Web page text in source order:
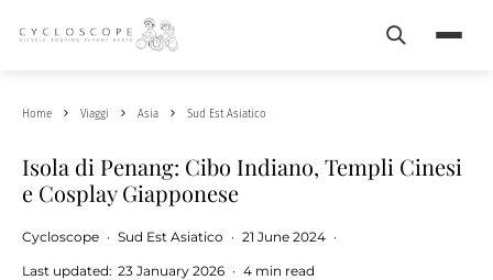
Search
Home Viaggi Asia Sud Est Asiatico
Isola di Penang: Cibo Indiano, Templi Cinesi
e Cosplay Giapponese
Cycloscope · Sud Est Asiatico · 21 June 2024 ·
Last updated: 23 January 2026 · 4 min read